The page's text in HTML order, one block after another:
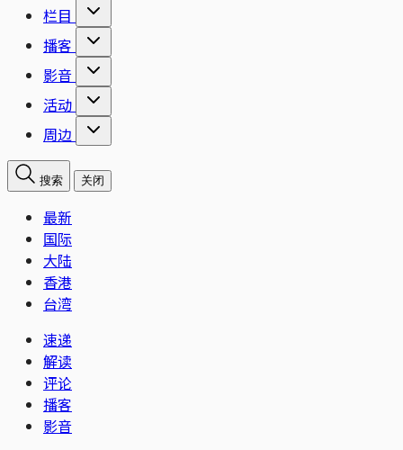
栏目
播客
影音
活动
周边
搜索 关闭
最新
国际
大陆
香港
台湾
速递
解读
评论
播客
影音